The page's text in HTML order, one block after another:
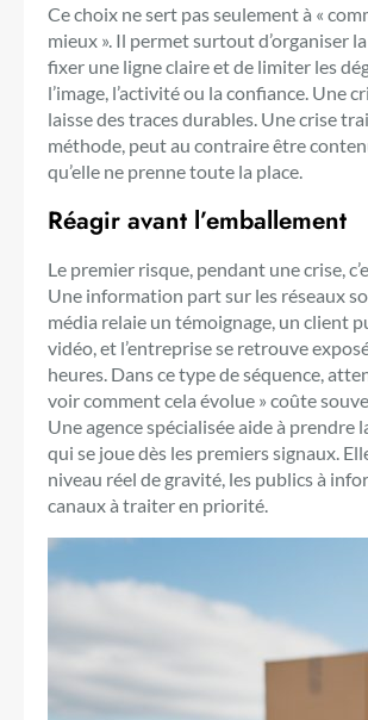
Ce choix ne sert pas seulement à «
mieux ». Il permet surtout d’organiser
fixer une ligne claire et de limiter les
l’image, l’activité ou la confiance. Une
laisse des traces durables. Une crise
méthode, peut au contraire être
qu’elle ne prenne toute la place.
Réagir avant l’emballement
Le premier risque, pendant une crise,
Une information part sur les réseaux
média relaie un témoignage, un client
vidéo, et l’entreprise se retrouve
heures. Dans ce type de séquence,
voir comment cela évolue » coûte
Une agence spécialisée aide à prendre
qui se joue dès les premiers signaux.
niveau réel de gravité, les publics à
canaux à traiter en priorité.